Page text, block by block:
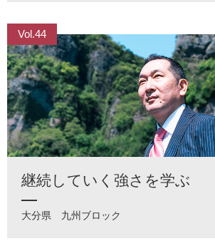
Vol.44
継続していく強さを学ぶ
大分県 九州ブロック